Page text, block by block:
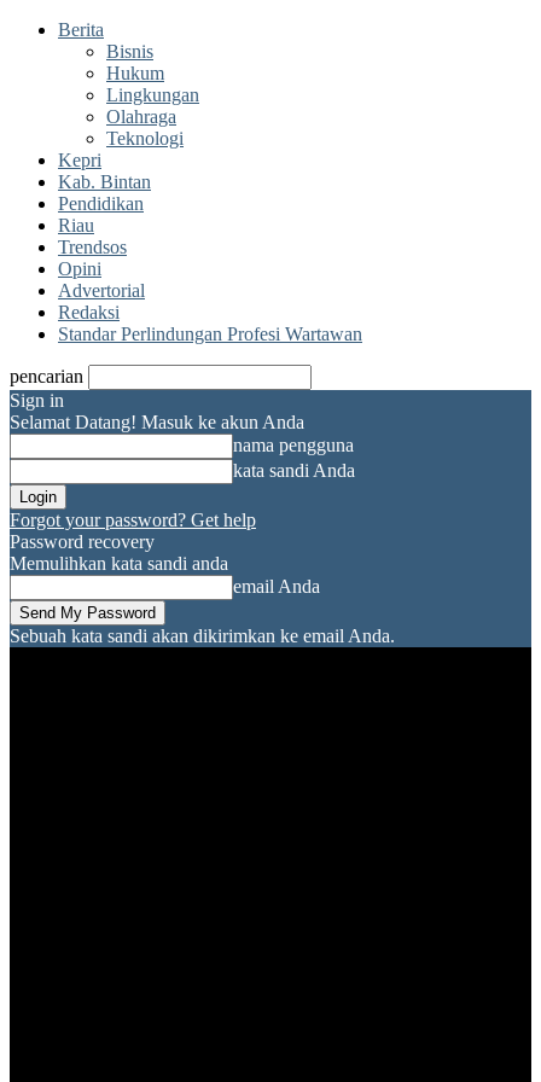
Berita
Bisnis
Hukum
Lingkungan
Olahraga
Teknologi
Kepri
Kab. Bintan
Pendidikan
Riau
Trendsos
Opini
Advertorial
Redaksi
Standar Perlindungan Profesi Wartawan
pencarian
Sign in
Selamat Datang! Masuk ke akun Anda
nama pengguna
kata sandi Anda
Forgot your password? Get help
Password recovery
Memulihkan kata sandi anda
email Anda
Sebuah kata sandi akan dikirimkan ke email Anda.